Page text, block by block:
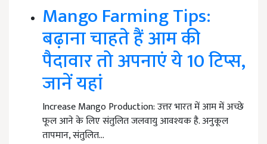
Mango Farming Tips:
बढ़ाना चाहते हैं आम की
पैदावार तो अपनाएं ये 10 टिप्स,
जानें यहां
Increase Mango Production: उत्तर भारत में आम में अच्छे
फूल आने के लिए संतुलित जलवायु आवश्यक है. अनुकूल
तापमान, संतुलित…